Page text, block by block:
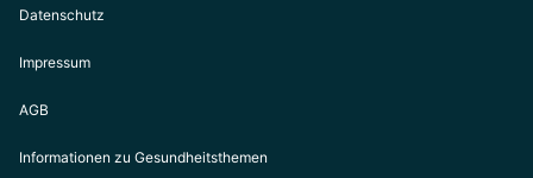
Datenschutz
Impressum
AGB
Informationen zu Gesundheitsthemen